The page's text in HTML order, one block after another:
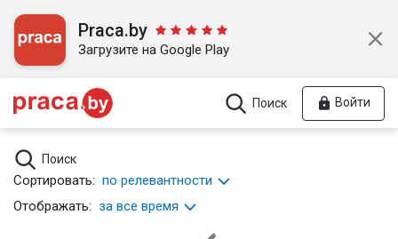
Praca.by
Загрузите на Google Play
Поиск Войти
Поиск
Сортировать: по релевантности
Отображать: за все время